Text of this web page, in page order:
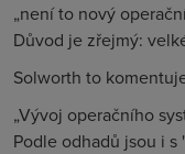
„není to nový
Důvod je zřejmý:
Solworth to
„Vývoj operačního
Podle odhadů jsou i